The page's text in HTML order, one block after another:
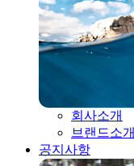
회사소개
브랜드소개
공지사항